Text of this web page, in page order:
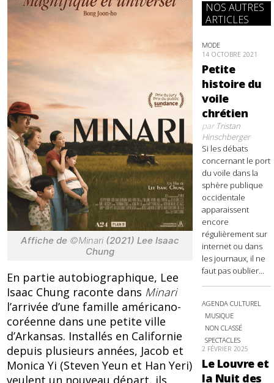
Affiche de ©Minari(2021) Lee Isaac
Chung
En partie autobiographique, Lee
Isaac Chung raconte dans Minari
l’arrivée d’une famille américano-
coréenne dans une petite ville
d’Arkansas. Installés en Californie
depuis plusieurs années, Jacob et
Monica Yi (Steven Yeun et Han Yeri)
veulent un nouveau départ, ils
NOS AUTRES
ARTICLES
MODE
14 OCTOBRE 2021
Petite
histoire du
voile
chrétien
parTristan
Hinschberger
Si les débats
concernant le port
du voile dans la
sphère publique
occidentale
apparaissent
encore
régulièrement sur
internet ou dans
les journaux, il ne
faut pas oublier...
AGENDA CULTUREL
MUSIQUE
NON CLASSÉ
SPECTACLES
2 FÉVRIER 2025
Le Louvre et
la Nuit des